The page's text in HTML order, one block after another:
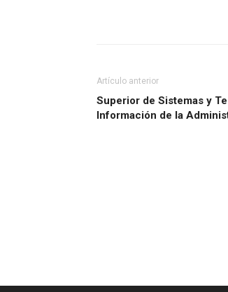
Artículo anterior
Superior de Sistemas y
Información de la